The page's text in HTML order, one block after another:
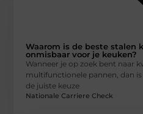
Waarom is de beste stalen
onmisbaar voor je keuken?
Wanneer je op zoek bent naar
multifunctionele pannen, dan
de juiste keuze
Nationale Carriere Check